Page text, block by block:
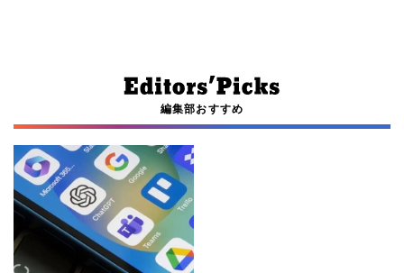
編集部おすすめ